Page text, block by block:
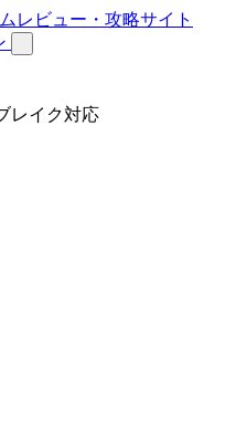
レイク対応